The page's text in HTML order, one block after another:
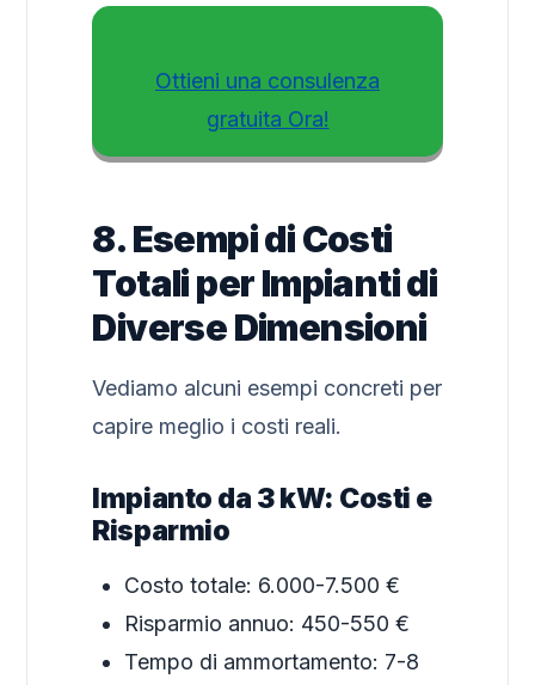
Ottieni una consulenza
gratuita Ora!
8. Esempi di Costi
Totali per Impianti di
Diverse Dimensioni
Vediamo alcuni esempi concreti per
capire meglio i costi reali.
Impianto da 3 kW: Costi e
Risparmio
Costo totale: 6.000-7.500 €
Risparmio annuo: 450-550 €
Tempo di ammortamento: 7-8